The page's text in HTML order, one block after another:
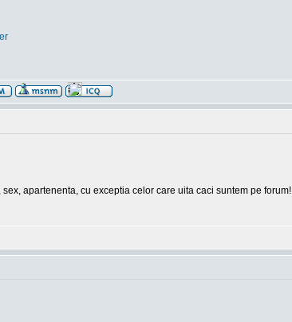
apartenenta, cu exceptia celor care uita caci suntem pe forum!